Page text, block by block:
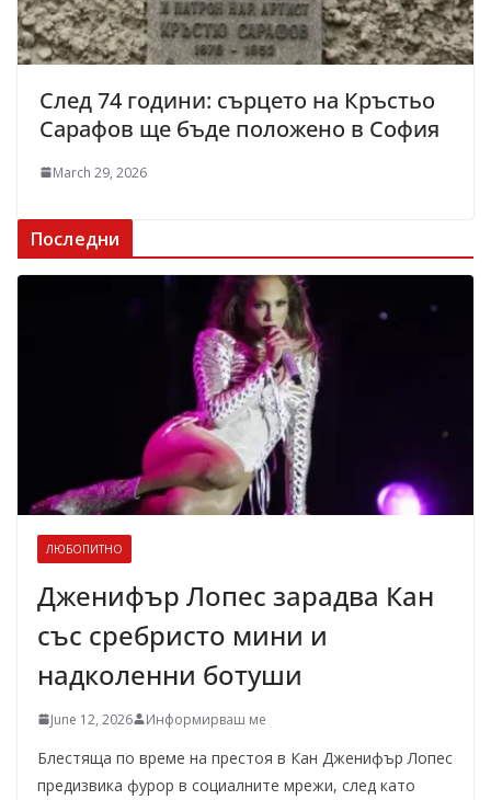
След 74 години: сърцето на Кръстьо
Сарафов ще бъде положено в София
March 29, 2026
Последни
ЛЮБОПИТНО
Дженифър Лопес зарадва Кан
със сребристо мини и
надколенни ботуши
June 12, 2026 Информирваш ме
Блестяща по време на престоя в Кан Дженифър Лопес
предизвика фурор в социалните мрежи, след като